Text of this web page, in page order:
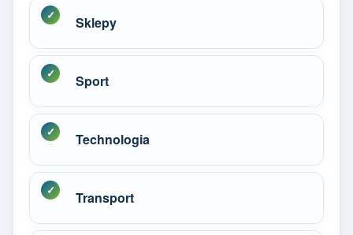
Sklepy
Sport
Technologia
Transport